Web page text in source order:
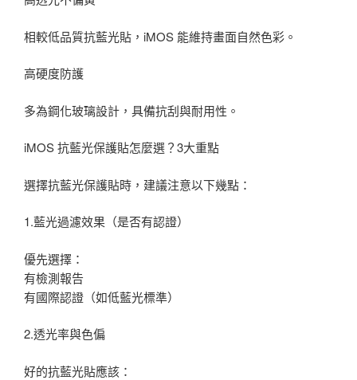
相較低品質抗藍光貼，iMOS 能維持畫面自然色彩。
高硬度防護
多為鋼化玻璃設計，具備抗刮與耐用性。
iMOS 抗藍光保護貼怎麼選？3大重點
選擇抗藍光保護貼時，建議注意以下幾點：
1️.藍光過濾效果（是否有認證）
優先選擇：
有檢測報告
有國際認證（如低藍光標準）
2️.透光率與色偏
好的抗藍光貼應該：